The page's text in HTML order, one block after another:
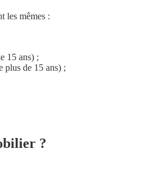
les mêmes :
15 ans) ;
plus de 15 ans) ;
?